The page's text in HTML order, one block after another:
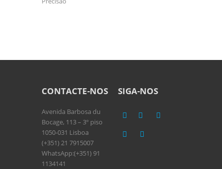
CONTACTE-NOS
Avenida Barbosa du
Bocage, 113 – 3º piso
1050-031 Lisboa
(+351) 21 7915007
WhatsApp:(+351) 91
1134141
SIGA-NOS